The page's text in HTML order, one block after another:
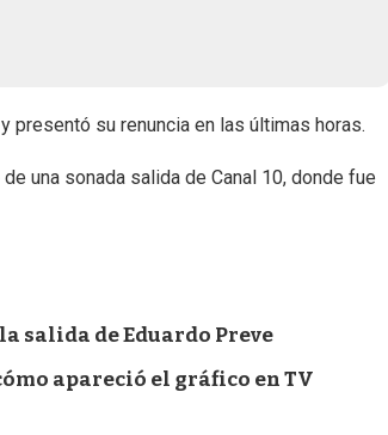
presentó su renuncia en las últimas horas.
una sonada salida de Canal 10, donde fue
salida de Eduardo Preve
apareció el gráfico en TV